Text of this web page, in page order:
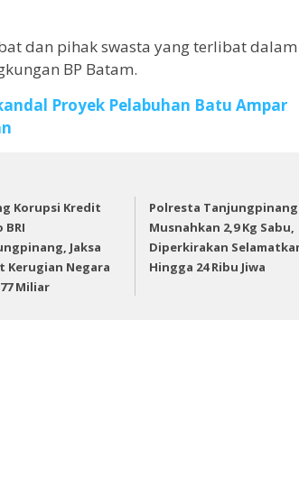
dan pihak swasta yang terlibat dalam
BP Batam.
Proyek Pelabuhan Batu Ampar
Korupsi Kredit
BRI
Jaksa
Kerugian Negara
Miliar
Polresta Tanjungpinang
Musnahkan 2,9 Kg Sabu,
Diperkirakan
Hingga 24 Ribu Jiwa